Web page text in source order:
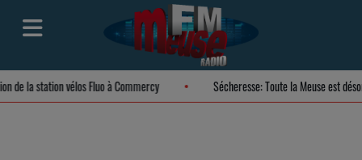
de la station vélos Fluo à Commercy Sécheresse: Toute la Meuse est